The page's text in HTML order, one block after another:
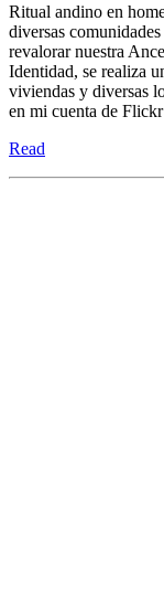
Ritual andino en
diversas
revalorar nuestra
Identidad, se realiza
viviendas y diversas
en mi cuenta de
Read